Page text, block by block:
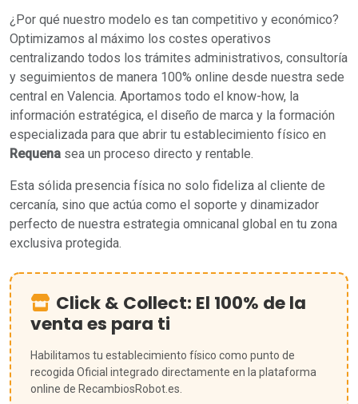
¿Por qué nuestro modelo es tan competitivo y económico?
Optimizamos al máximo los costes operativos
centralizando todos los trámites administrativos, consultoría
y seguimientos de manera 100% online desde nuestra sede
central en Valencia. Aportamos todo el know-how, la
información estratégica, el diseño de marca y la formación
especializada para que abrir tu establecimiento físico en
Requena sea un proceso directo y rentable.
Esta sólida presencia física no solo fideliza al cliente de
cercanía, sino que actúa como el soporte y dinamizador
perfecto de nuestra estrategia omnicanal global en tu zona
exclusiva protegida.
Click & Collect: El 100% de la
venta es para ti
Habilitamos tu establecimiento físico como punto de
recogida Oficial integrado directamente en la plataforma
online de RecambiosRobot.es.